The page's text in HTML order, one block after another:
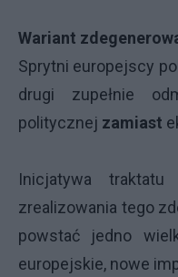
Wariant
Sprytni europejscy
drugi zupełnie
politycznej zamiast
Inicjatywa
zrealizowania tego
powstać jedno
europejskie, nowe